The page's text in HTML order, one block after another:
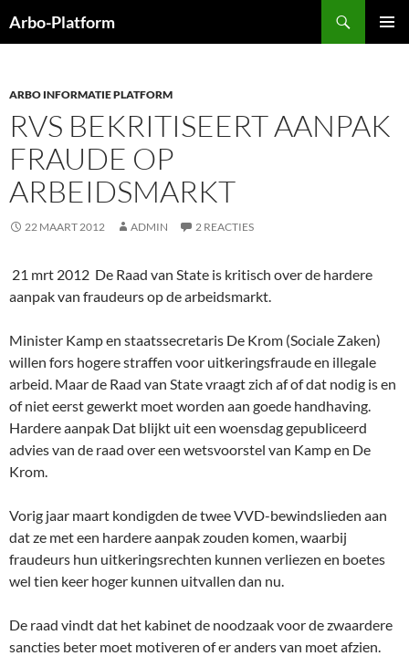
naar
Arbo-Platform
ARBO INFORMATIE PLATFORM
RVS BEKRITISEERT AANPAK
FRAUDE OP
ARBEIDSMARKT
22 MAART 2012 ADMIN 2 REACTIES
21 mrt 2012 De Raad van State is kritisch over de hardere
aanpak van fraudeurs op de arbeidsmarkt.
Minister Kamp en staatssecretaris De Krom (Sociale Zaken)
willen fors hogere straffen voor uitkeringsfraude en illegale
arbeid. Maar de Raad van State vraagt zich af of dat nodig is en
of niet eerst gewerkt moet worden aan goede handhaving.
Hardere aanpak Dat blijkt uit een woensdag gepubliceerd
advies van de raad over een wetsvoorstel van Kamp en De
Krom.
Vorig jaar maart kondigden de twee VVD-bewindslieden aan
dat ze met een hardere aanpak zouden komen, waarbij
fraudeurs hun uitkeringsrechten kunnen verliezen en boetes
wel tien keer hoger kunnen uitvallen dan nu.
De raad vindt dat het kabinet de noodzaak voor de zwaardere
sancties beter moet motiveren of er anders van moet afzien.